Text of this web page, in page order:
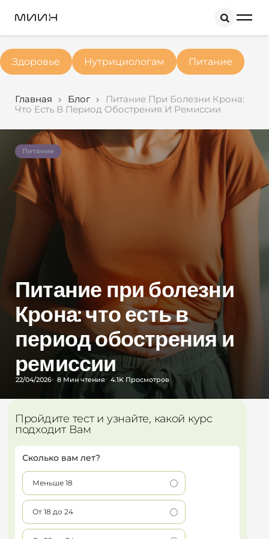
Здоровье Нутрициологам Питание
Главная Блог
Питание При Болезни Крона:
Что Есть В Период Обострения И Ремиссии
Питание
Питание при болезни
Крона: что есть в
период обострения и
ремиссии
22/04/2026 8 Мин чтения 4.1K Просмотров
Пройдите тест и узнайте, какой курс
подходит Вам
Сколько вам лет?
Меньше 18
От 18 до 24